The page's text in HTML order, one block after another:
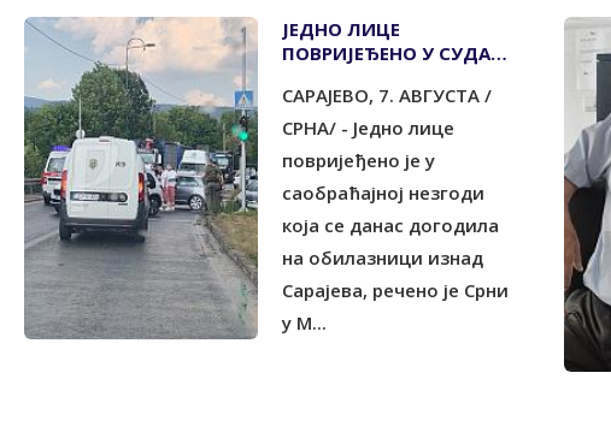
ЈЕДНО ЛИЦЕ
ПОВРИЈЕЂЕНО У СУДАРУ
САРАЈЕВО, 7. АВГУСТА /
СРНА/ - Једно лице
повријеђено је у
саобраћајној незгоди
која се данас догодила
на обилазници изнад
Сарајева, речено је Срни
у М...